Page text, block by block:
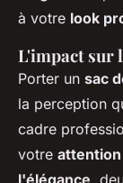
à votre look
L'impact sur
Porter un sac
la perception
cadre
votre